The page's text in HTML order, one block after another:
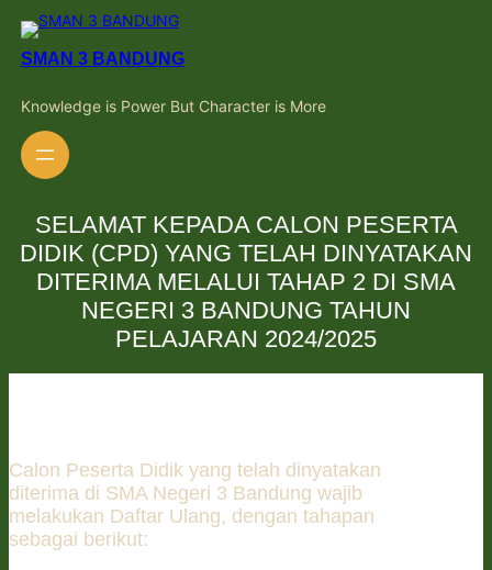
Skip
to
content
SMAN 3 BANDUNG
Knowledge is Power But Character is More
SELAMAT KEPADA CALON PESERTA
DIDIK (CPD) YANG TELAH DINYATAKAN
DITERIMA MELALUI TAHAP 2 DI SMA
NEGERI 3 BANDUNG TAHUN
PELAJARAN 2024/2025
Calon Peserta Didik yang telah dinyatakan
diterima di SMA Negeri 3 Bandung wajib
melakukan Daftar Ulang, dengan tahapan
sebagai berikut: